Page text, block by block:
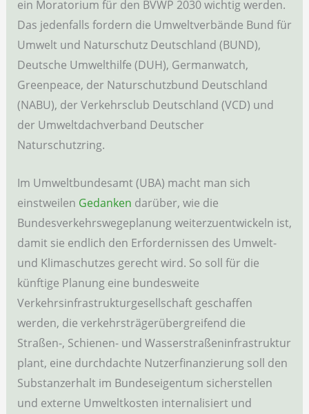
ein Moratorium für den BVWP 2030 wichtig werden.
Das jedenfalls fordern die Umweltverbände Bund für
Umwelt und Naturschutz Deutschland (BUND),
Deutsche Umwelthilfe (DUH), Germanwatch,
Greenpeace, der Naturschutzbund Deutschland
(NABU), der Verkehrsclub Deutschland (VCD) und
der Umweltdachverband Deutscher
Naturschutzring.
Im Umweltbundesamt (UBA) macht man sich
einstweilen Gedanken darüber, wie die
Bundesverkehrswegeplanung weiterzuentwickeln ist,
damit sie endlich den Erfordernissen des Umwelt-
und Klimaschutzes gerecht wird. So soll für die
künftige Planung eine bundesweite
Verkehrsinfrastrukturgesellschaft geschaffen
werden, die verkehrsträgerübergreifend die
Straßen-, Schienen- und Wasserstraßeninfrastruktur
plant, eine durchdachte Nutzerfinanzierung soll den
Substanzerhalt im Bundeseigentum sicherstellen
und externe Umweltkosten internalisiert und